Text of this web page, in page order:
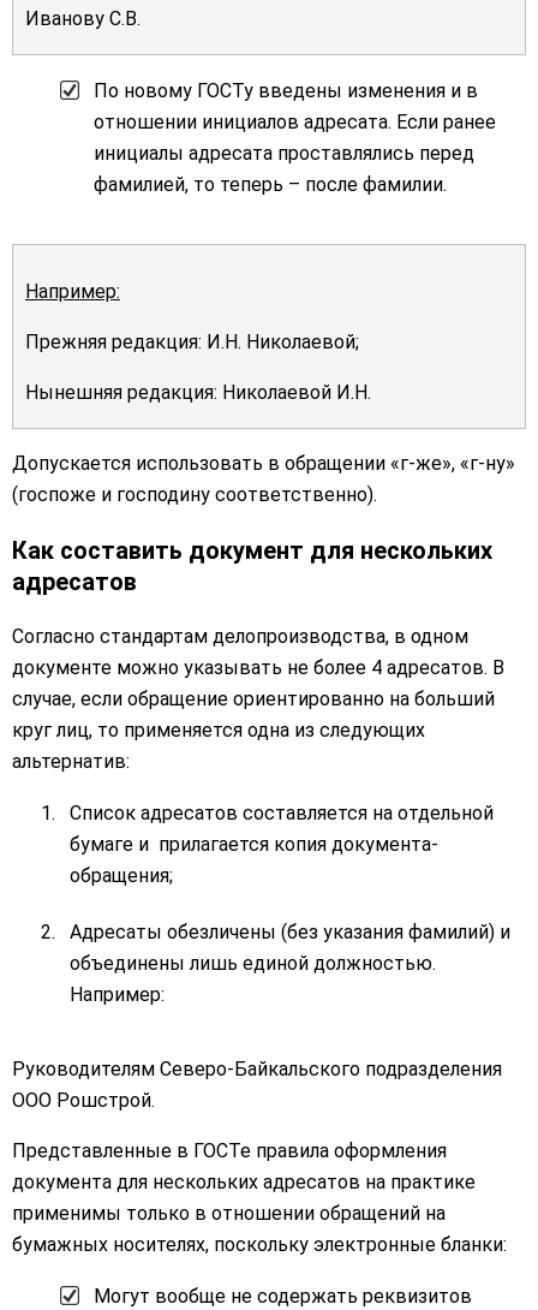
Иванову С.В.
По новому ГОСТу введены изменения и в
отношении инициалов адресата. Если ранее
инициалы адресата проставлялись перед
фамилией, то теперь – после фамилии.
Например:
Прежняя редакция: И.Н. Николаевой;
Нынешняя редакция: Николаевой И.Н.
Допускается использовать в обращении «г-же», «г-ну»
(госпоже и господину соответственно).
Как составить документ для нескольких
адресатов
Согласно стандартам делопроизводства, в одном
документе можно указывать не более 4 адресатов. В
случае, если обращение ориентированно на больший
круг лиц, то применяется одна из следующих
альтернатив:
Список адресатов составляется на отдельной
бумаге и прилагается копия документа-
обращения;
Адресаты обезличены (без указания фамилий) и
объединены лишь единой должностью.
Например:
Руководителям Северо-Байкальского подразделения
ООО Рошстрой.
Представленные в ГОСТе правила оформления
документа для нескольких адресатов на практике
применимы только в отношении обращений на
бумажных носителях, поскольку электронные бланки:
Могут вообще не содержать реквизитов